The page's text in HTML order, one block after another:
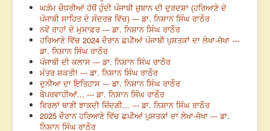
ਘੜੰਮ ਚੌਧਰੀਆਂ ਹੱਥੋਂ ਹੁੰਦੀ ਪੰਜਾਬੀ ਜ਼ੁਬਾਨ ਦੀ ਦੁਰਦਸ਼ਾ (ਹਰਿਆਣੇ ਦੇ
ਪੰਜਾਬੀ ਸਾਹਿਤ ਦੇ ਸੰਦਰਭ ਵਿੱਚ) --- ਡਾ. ਨਿਸ਼ਾਨ ਸਿੰਘ ਰਾਠੌਰ
ਨਵੇਂ ਰਾਹਾਂ ਦੇ ਮੁਸਾਫ਼ਰ --- ਡਾ. ਨਿਸ਼ਾਨ ਸਿੰਘ ਰਾਠੌਰ
ਹਰਿਆਣੇ ਵਿੱਚ 2024 ਦੌਰਾਨ ਛਪੀਆਂ ਪੰਜਾਬੀ ਪੁਸਤਕਾਂ ਦਾ ਲੇਖਾ-ਜੋਖਾ ---
ਡਾ. ਨਿਸ਼ਾਨ ਸਿੰਘ ਰਾਠੌਰ
ਪੰਜਾਬੀ ਦੀ ਕਲਾਸ --- ਡਾ. ਨਿਸ਼ਾਨ ਸਿੰਘ ਰਾਠੌਰ
ਮੰਤਰ ਸ਼ਕਤੀ! --- ਡਾ. ਨਿਸ਼ਾਨ ਸਿੰਘ ਰਾਠੌਰ
ਦੁਨੀਆ ਦਾ ਇਤਿਹਾਸ --- ਡਾ. ਨਿਸ਼ਾਨ ਸਿੰਘ ਰਾਠੌਰ
ਬੇਪਰਵਾਹੀਆਂ... --- ਡਾ. ਨਿਸ਼ਾਨ ਸਿੰਘ ਰਾਠੌਰ
ਵਿਰਲਾਂ ਥਾਣੀ ਝਾਕਦੀ ਜ਼ਿੰਦਗੀ... --- ਡਾ. ਨਿਸ਼ਾਨ ਸਿੰਘ ਰਾਠੌਰ
2025 ਦੌਰਾਨ ਹਰਿਆਣੇ ਵਿੱਚ ਛਪੀਆਂ ਪੁਸਤਕਾਂ ਦਾ ਲੇਖਾ-ਜੋਖਾ --- ਡਾ.
ਨਿਸ਼ਾਨ ਸਿੰਘ ਰਾਠੌਰ